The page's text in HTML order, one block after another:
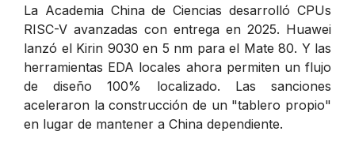
La Academia China de Ciencias desarrolló CPUs
RISC-V avanzadas con entrega en 2025. Huawei
lanzó el Kirin 9030 en 5 nm para el Mate 80. Y las
herramientas EDA locales ahora permiten un flujo
de diseño 100% localizado. Las sanciones
aceleraron la construcción de un "tablero propio"
en lugar de mantener a China dependiente.